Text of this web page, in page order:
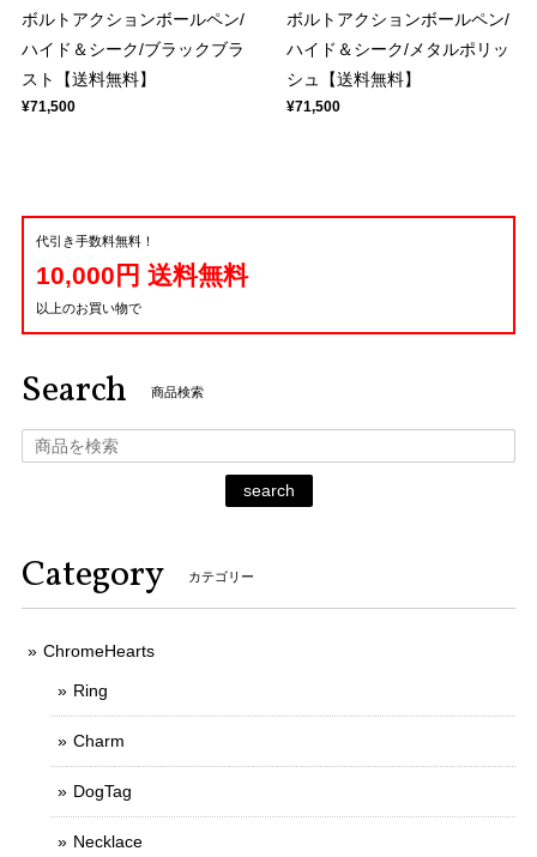
ボルトアクションボールペン/
ハイド＆シーク/ブラックブラ
スト【送料無料】
¥71,500
ボルトアクションボールペン/
ハイド＆シーク/メタルポリッ
シュ【送料無料】
¥71,500
代引き手数料無料！
10,000円 送料無料
以上のお買い物で
Search 商品検索
search
Category カテゴリー
ChromeHearts
Ring
Charm
DogTag
Necklace